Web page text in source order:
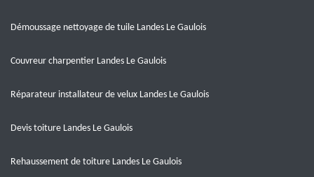
Démoussage nettoyage de tuile Landes Le Gaulois
Couvreur charpentier Landes Le Gaulois
Réparateur installateur de velux Landes Le Gaulois
Devis toiture Landes Le Gaulois
Rehaussement de toiture Landes Le Gaulois